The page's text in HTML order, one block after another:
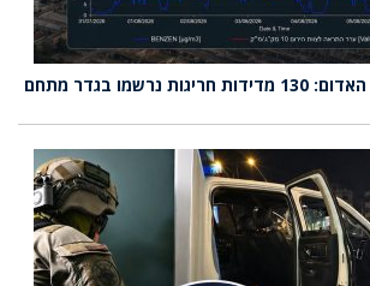
הבנזן שוב מעל הקו האדום: 130 מדידות חריגות נרשמו בגדר מתחם